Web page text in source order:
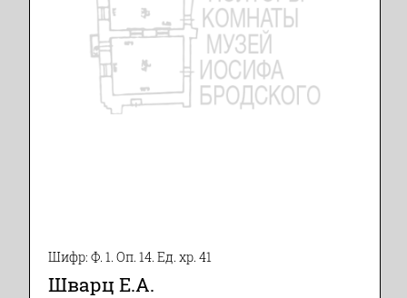
Шифр: Ф. 1. Оп. 14. Ед. хр. 41
Шварц Е.А.